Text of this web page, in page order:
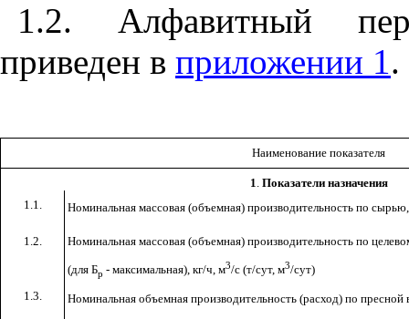
1.2. Алфавитный
приведен в приложении 1.
Наименование показателя
1. Показатели назначения
1.1.
Номинальная массовая (объемная) производительность по
1.2. Номинальная массовая (объемная) производительность по
(для Бр - максимальная), кг/ч, м3/с (т/сут, м3/сут)
1.3.
Номинальная объемная производительность (расход) по пресной